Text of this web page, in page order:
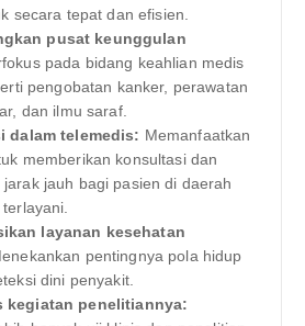
secara tepat dan efisien.
pusat keunggulan
pada bidang keahlian medis
pengobatan kanker, perawatan
dan ilmu saraf.
dalam telemedis: Memanfaatkan
memberikan konsultasi dan
jarak jauh bagi pasien di daerah
layanan kesehatan
pentingnya pola hidup
dini penyakit.
kegiatan penelitiannya: